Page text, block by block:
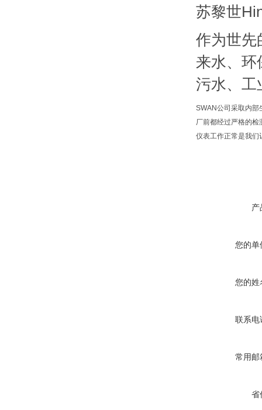
苏黎世
作为世先
来水、环
污水、工
SWAN公司采取内部
厂前都经过严格的
仪表工作正常是我们
产
您的单
您的姓
联系电
常用邮
省